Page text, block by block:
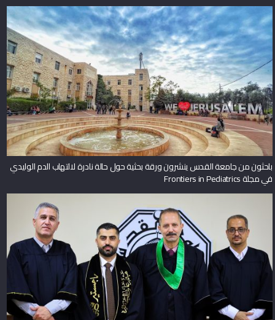
باحثون من جامعة القدس ينشرون ورقة بحثية حول حالة نادرة لالتهاب الدم الوليدي
في مجلة Frontiers in Pediatrics